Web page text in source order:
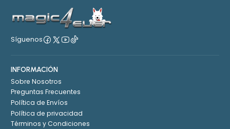
Síguenos
INFORMACIÓN
Sobre Nosotros
Preguntas Frecuentes
Política de Envíos
Política de privacidad
Términos y Condiciones